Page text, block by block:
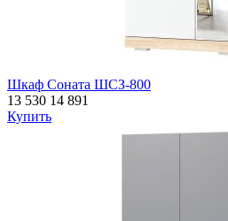
Шкаф Соната ШСЗ-800
13 530 14 891
Купить